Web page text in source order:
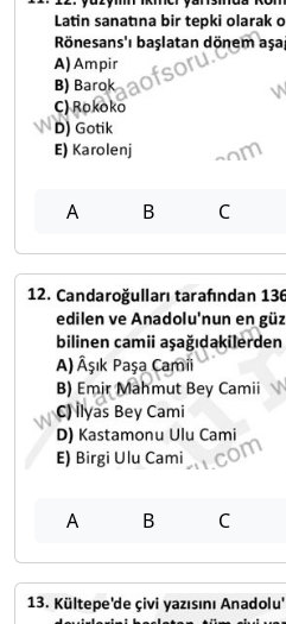
A B C
A B C